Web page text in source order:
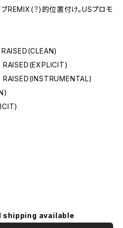
REMIX(？)的位置付け。USプロモ
available